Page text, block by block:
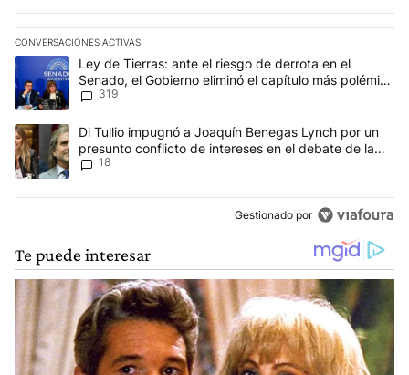
CONVERSACIONES ACTIVAS
Este listado muestra los artículos con más comentarios en los
Un artículo de tendencia con el título "Ley de Tierras: ante el
Ley de Tierras: ante el riesgo de derrota en el
Senado, el Gobierno eliminó el capítulo más polémico
del proyecto
319
Un artículo de tendencia con el título "Di Tullio impugnó a
Di Tullio impugnó a Joaquín Benegas Lynch por un
presunto conflicto de intereses en el debate de la
Ley de Tierras
18
Gestionado por